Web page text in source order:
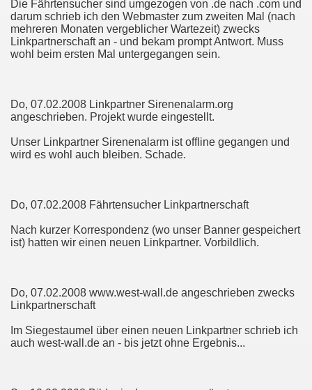
Die Fährtensucher sind umgezogen von .de nach .com und
darum schrieb ich den Webmaster zum zweiten Mal (nach
mehreren Monaten vergeblicher Wartezeit) zwecks
Linkpartnerschaft an - und bekam prompt Antwort. Muss
wohl beim ersten Mal untergegangen sein.
Do, 07.02.2008 Linkpartner Sirenenalarm.org
angeschrieben. Projekt wurde eingestellt.
Unser Linkpartner Sirenenalarm ist offline gegangen und
wird es wohl auch bleiben. Schade.
Do, 07.02.2008 Fährtensucher Linkpartnerschaft
Nach kurzer Korrespondenz (wo unser Banner gespeichert
ist) hatten wir einen neuen Linkpartner. Vorbildlich.
Do, 07.02.2008 www.west-wall.de angeschrieben zwecks
Linkpartnerschaft
Im Siegestaumel über einen neuen Linkpartner schrieb ich
auch west-wall.de an - bis jetzt ohne Ergebnis...